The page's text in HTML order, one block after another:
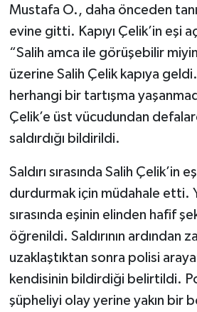
Mustafa O., daha önceden
evine gitti. Kapıyı Çelik’in eşi
“Salih amca ile görüşebilir
üzerine Salih Çelik kapıya
herhangi bir tartışma
Çelik’e üst vücudundan
saldırdığı bildirildi.
Saldırı sırasında Salih Çelik’in
durdurmak için müdahale etti.
sırasında eşinin elinden hafif
öğrenildi. Saldırının ardından
uzaklaştıktan sonra polisi
kendisinin bildirdiği belirtildi.
şüpheliyi olay yerine yakın bir